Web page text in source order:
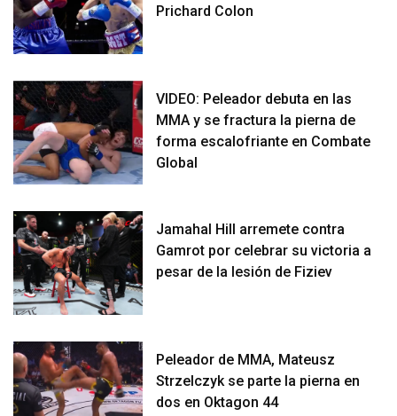
Prichard Colon
VIDEO: Peleador debuta en las
MMA y se fractura la pierna de
forma escalofriante en Combate
Global
Jamahal Hill arremete contra
Gamrot por celebrar su victoria a
pesar de la lesión de Fiziev
Peleador de MMA, Mateusz
Strzelczyk se parte la pierna en
dos en Oktagon 44